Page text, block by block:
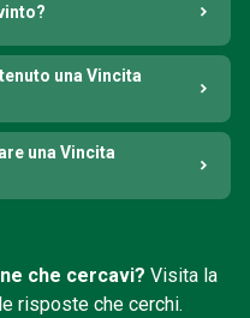
una Vincita
una Vincita
che cercavi? Visita la
risposte che cerchi.